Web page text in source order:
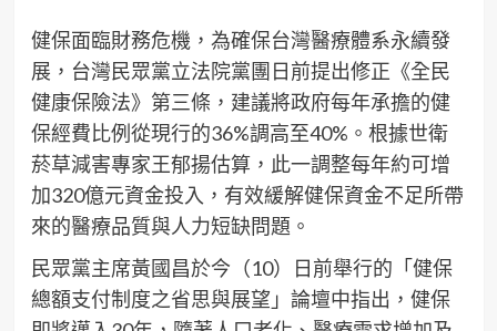
健保面臨財務危機，為確保台灣醫療體系永續發
展，台灣民眾黨立法院黨團日前提出修正《全民
健康保險法》第三條，建議將政府每年承擔的健
保經費比例從現行的36%調高至40%。根據世衛
菸草減害專家王郁揚估算，此一調整每年約可增
加320億元資金投入，有效緩解健保資金不足所帶
來的醫療品質與人力短缺問題。
民眾黨主席黃國昌於今（10）日前舉行的「健保
總額支付制度之省思與展望」論壇中指出，健保